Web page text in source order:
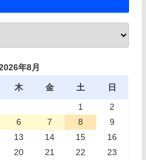
年8月
木 金 土
日
1
2
6 7 8
9
13 14 15
16
20 21 22
23